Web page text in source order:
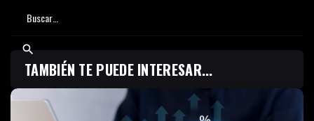
TAMBIÉN TE PUEDE INTERESAR...